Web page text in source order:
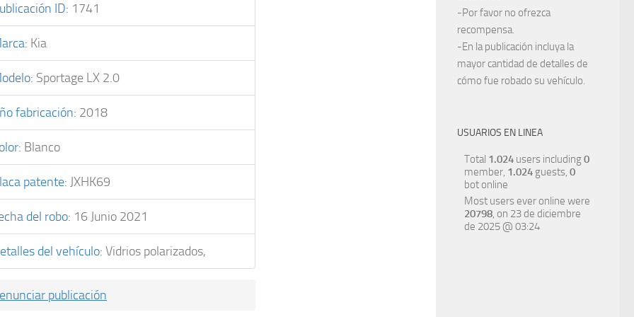
ID: 1741
: Kia
: Sportage LX 2.0
fabricación: 2018
: Blanco
patente: JXHK69
del robo: 16 Junio 2021
del vehículo: Vidrios polarizados,
publicación
-Por favor no ofrezca
recompensa.
-En la publicación incluya la
mayor cantidad de detalles de
cómo fue robado su vehículo.
USUARIOS EN LINEA
Total 1.024 users including0
member, 1.024 guests, 0
bot online
Most users ever online were
20798, on 23 de diciembre
de 2025 @ 03:24